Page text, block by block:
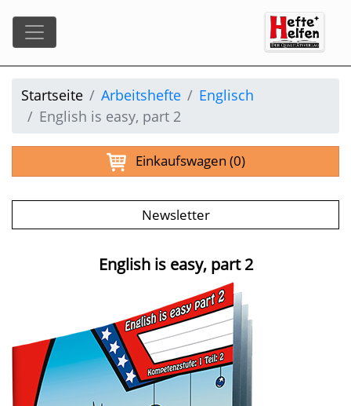
Startseite Arbeitshefte
Englisch
English is easy, part 2
Einkaufswagen (0)
Newsletter
English is easy, part 2